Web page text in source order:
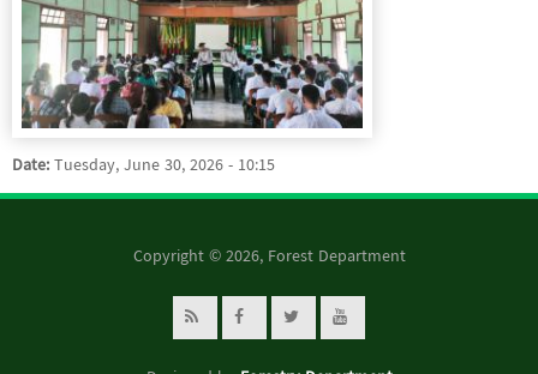
Date:Tuesday, June 30, 2026 - 10:15
Copyright © 2026, Forest Department